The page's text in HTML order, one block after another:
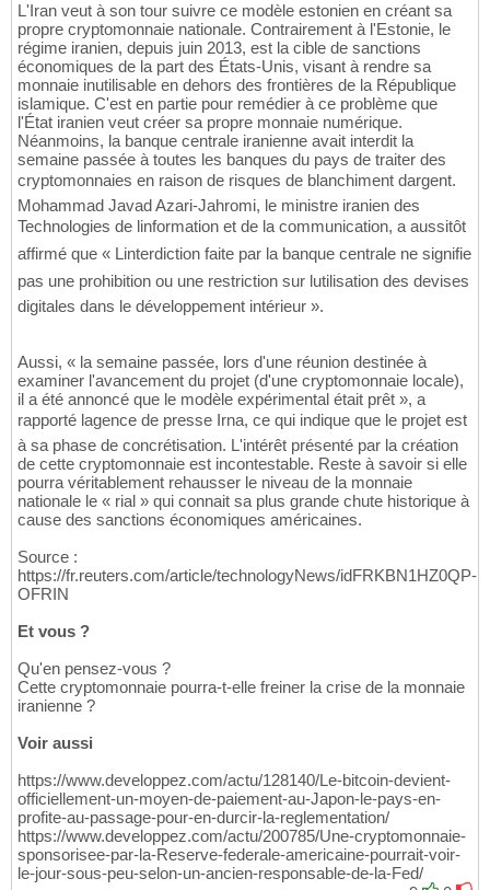
L'Iran veut à son tour suivre ce modèle estonien en créant sa
propre cryptomonnaie nationale. Contrairement à l'Estonie, le
régime iranien, depuis juin 2013, est la cible de sanctions
économiques de la part des États-Unis, visant à rendre sa
monnaie inutilisable en dehors des frontières de la République
islamique. C'est en partie pour remédier à ce problème que
l'État iranien veut créer sa propre monnaie numérique.
Néanmoins, la banque centrale iranienne avait interdit la
semaine passée à toutes les banques du pays de traiter des
cryptomonnaies en raison de risques de blanchiment dargent.
Mohammad Javad Azari-Jahromi, le ministre iranien des
Technologies de linformation et de la communication, a aussitôt
affirmé que « Linterdiction faite par la banque centrale ne signifie
pas une prohibition ou une restriction sur lutilisation des devises
digitales dans le développement intérieur ».
Aussi, « la semaine passée, lors d'une réunion destinée à
examiner l'avancement du projet (d'une cryptomonnaie locale),
il a été annoncé que le modèle expérimental était prêt », a
rapporté lagence de presse Irna, ce qui indique que le projet est
à sa phase de concrétisation. L'intérêt présenté par la création
de cette cryptomonnaie est incontestable. Reste à savoir si elle
pourra véritablement rehausser le niveau de la monnaie
nationale le « rial » qui connait sa plus grande chute historique à
cause des sanctions économiques américaines.
Source :
https://fr.reuters.com/article/technologyNews/idFRKBN1HZ0QP-
OFRIN
Et vous ?
Qu'en pensez-vous ?
Cette cryptomonnaie pourra-t-elle freiner la crise de la monnaie
iranienne ?
Voir aussi
https://www.developpez.com/actu/128140/Le-bitcoin-devient-
officiellement-un-moyen-de-paiement-au-Japon-le-pays-en-
profite-au-passage-pour-en-durcir-la-reglementation/
https://www.developpez.com/actu/200785/Une-cryptomonnaie-
sponsorisee-par-la-Reserve-federale-americaine-pourrait-voir-
le-jour-sous-peu-selon-un-ancien-responsable-de-la-Fed/